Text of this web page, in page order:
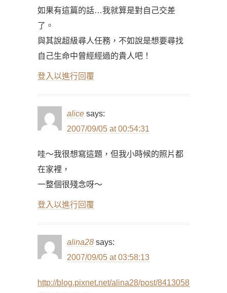
如果有這篇的話…我就算是對自己交差
了。
與其說超級尋人任務，不如說是想要尋找
自己生命中曾經經過的貴人吧！
登入以進行回覆
alice says:
2007/09/05 at 00:54:31
哇～我很想寫這題，但我小時候的照片都
在家裡，
一整個很殘念呀～
登入以進行回覆
alina28 says:
2007/09/05 at 03:58:13
http://blog.pixnet.net/alina28/post/8413058